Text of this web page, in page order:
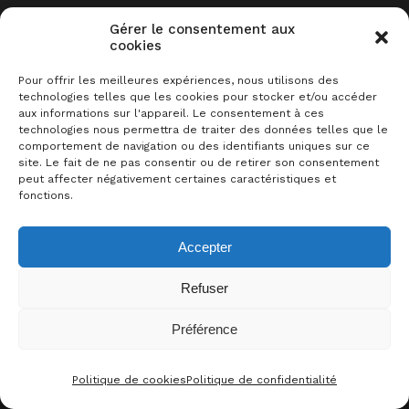
Gérer le consentement aux
cookies
Pour offrir les meilleures expériences, nous utilisons des
technologies telles que les cookies pour stocker et/ou accéder
aux informations sur l'appareil. Le consentement à ces
technologies nous permettra de traiter des données telles que le
comportement de navigation ou des identifiants uniques sur ce
site. Le fait de ne pas consentir ou de retirer son consentement
peut affecter négativement certaines caractéristiques et
fonctions.
Accepter
Refuser
Préférence
Politique de cookiesPolitique de confidentialité
Sommaire
Description
Acheter le jeu sur …
Plus de liens
Les commentaires
DESCRIPTION
est un jeu où vous devez
indices. Vous devez utiliser les 7 indices,
CONTACT